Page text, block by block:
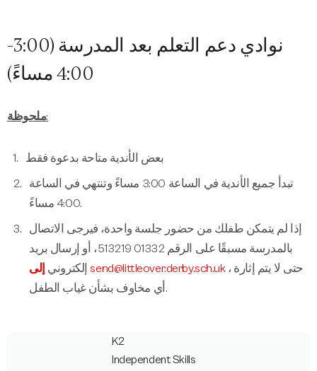
نوادي دعم التعلم بعد المدرسة (3:00-
4:00 مساءً)
ملحوظة:
بعض الأندية متاحة بدعوة فقط
تبدأ جميع الأندية في الساعة 3:00 مساءً وتنتهي في الساعة
4:00 مساءً.
إذا لم يتمكن طفلك من حضور جلسة واحدة، فيرجى الاتصال
بالمدرسة مسبقًا على الرقم 01332 513219، أو إرسال بريد
إلكتروني إلى send@littleover.derby.sch.uk، حتى لا يتم إثارة
أي مخاوف بشأن غياب الطفل.
K2
Independent Skills